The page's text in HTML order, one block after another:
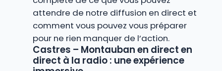
attendre de notre diffusion en direct et
comment vous pouvez vous préparer
pour ne rien manquer de l’action.
Castres – Montauban en direct en
direct à la radio : une expérience